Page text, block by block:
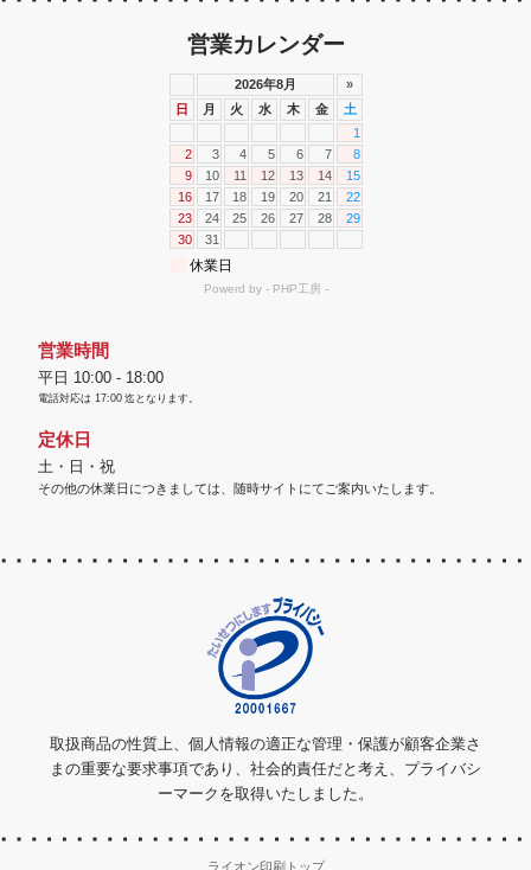
営業カレンダー
営業時間
平日 10:00 - 18:00
電話対応は 17:00 迄となります。
定休日
土・日・祝
その他の休業日につきましては、随時サイトにてご案内いたします。
取扱商品の性質上、個人情報の適正な管理・保護が顧客企業さ
まの重要な要求事項であり、社会的責任だと考え、プライバシ
ーマークを取得いたしました。
ライオン印刷トップ